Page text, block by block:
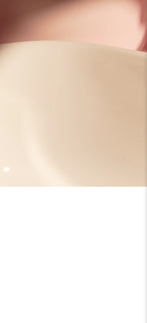
Kullanici profi̇li̇
Cihazlarım